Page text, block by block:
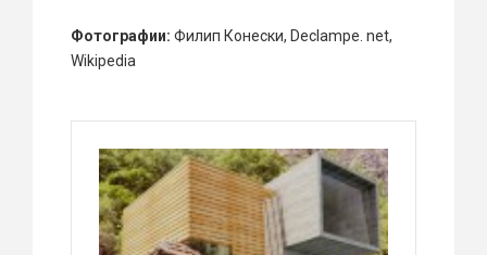
Фотографии: Филип Конески, Declampe. net,
Wikipedia